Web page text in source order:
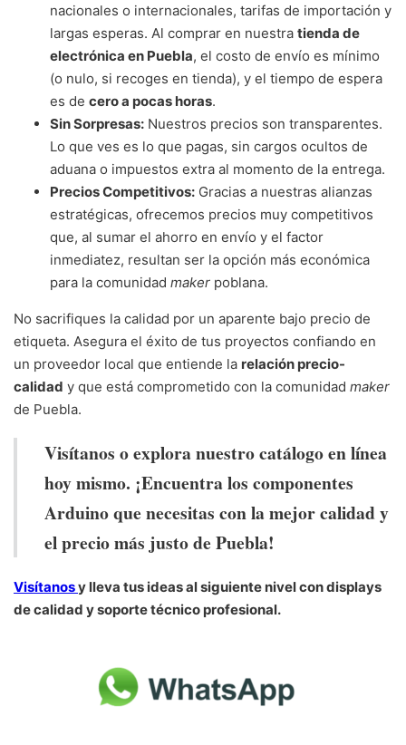
nacionales o internacionales, tarifas de importación y
largas esperas. Al comprar en nuestra tienda de
electrónica en Puebla, el costo de envío es mínimo
(o nulo, si recoges en tienda), y el tiempo de espera
es de cero a pocas horas.
Sin Sorpresas: Nuestros precios son transparentes.
Lo que ves es lo que pagas, sin cargos ocultos de
aduana o impuestos extra al momento de la entrega.
Precios Competitivos: Gracias a nuestras alianzas
estratégicas, ofrecemos precios muy competitivos
que, al sumar el ahorro en envío y el factor
inmediatez, resultan ser la opción más económica
para la comunidad maker poblana.
No sacrifiques la calidad por un aparente bajo precio de
etiqueta. Asegura el éxito de tus proyectos confiando en
un proveedor local que entiende la relación precio-
calidad y que está comprometido con la comunidad maker
de Puebla.
Visítanos o explora nuestro catálogo en línea
hoy mismo. ¡Encuentra los componentes
Arduino que necesitas con la mejor calidad y
el precio más justo de Puebla!
Visítanosy lleva tus ideas al siguiente nivel con displays
de calidad y soporte técnico profesional.